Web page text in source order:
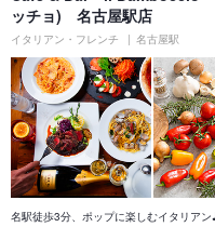
ッチョ) 名古屋駅店
イタリアン・フレンチ 名古屋駅
名駅徒歩3分、ポップに楽しむイタリア